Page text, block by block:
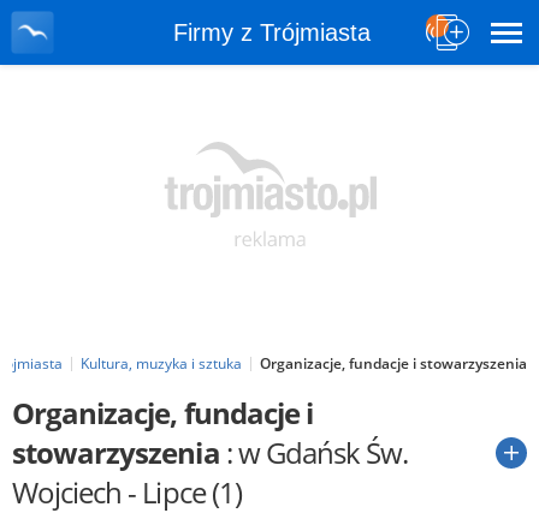
Firmy z Trójmiasta
Kultura, muzyka i sztuka Organizacje, fundacje i stowarzyszenia
Organizacje, fundacje i
stowarzyszenia : w Gdańsk Św.
Wojciech - Lipce(1)